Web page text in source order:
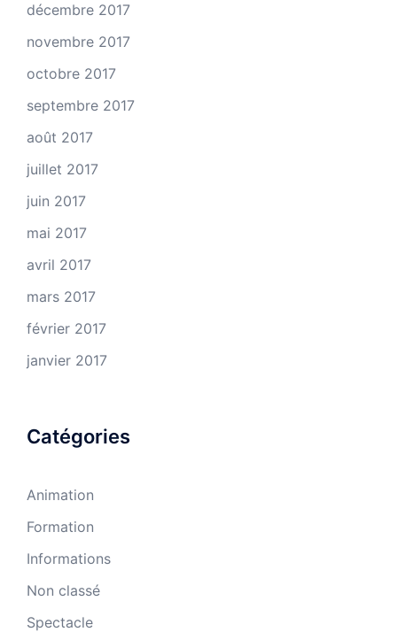
décembre 2017
novembre 2017
octobre 2017
septembre 2017
août 2017
juillet 2017
juin 2017
mai 2017
avril 2017
mars 2017
février 2017
janvier 2017
Catégories
Animation
Formation
Informations
Non classé
Spectacle